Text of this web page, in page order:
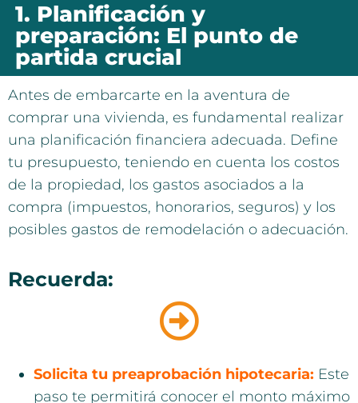
1. Planificación y
preparación: El punto de
partida crucial
Antes de embarcarte en la aventura de
comprar una vivienda, es fundamental realizar
una planificación financiera adecuada. Define
tu presupuesto, teniendo en cuenta los costos
de la propiedad, los gastos asociados a la
compra (impuestos, honorarios, seguros) y los
posibles gastos de remodelación o adecuación.
Recuerda:
Solicita tu preaprobación hipotecaria: Este
paso te permitirá conocer el monto máximo